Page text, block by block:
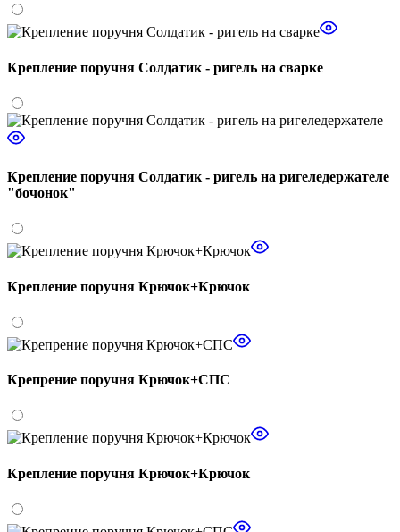
Крепление поручня Солдатик - ригель на сварке
Крепление поручня Солдатик - ригель на ригеледержателе
"бочонок"
Крепление поручня Крючок+Крючок
Крепрение поручня Крючок+СПС
Крепление поручня Крючок+Крючок